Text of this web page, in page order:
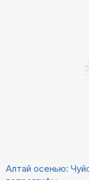
Алтай осенью: